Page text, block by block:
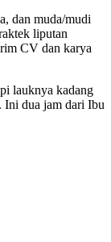
dan muda/mudi
liputan
CV dan karya
lauknya kadang
Ini dua jam dari Ibu